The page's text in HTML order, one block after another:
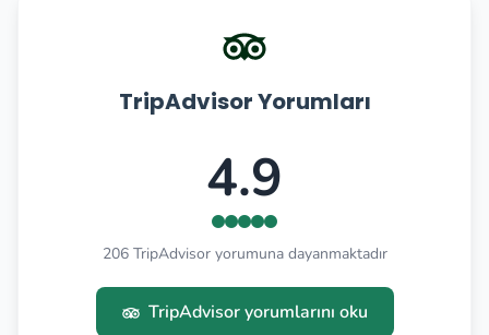
TripAdvisor Yorumları
4.9
206 TripAdvisor yorumuna dayanmaktadır
TripAdvisor yorumlarını oku